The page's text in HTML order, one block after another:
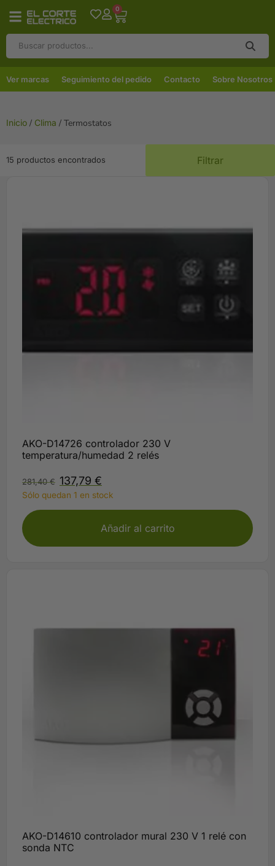
0
Ver marcas Seguimiento del pedido Contacto Sobre Nosotros
Inicio / Clima / Termostatos
15 productos encontrados Filtrar
AKO-D14726 controlador 230 V
temperatura/humedad 2 relés
281,40€ 137,79 €
Sólo quedan 1 en stock
Añadir al carrito
AKO-D14610 controlador mural 230 V 1 relé con
sonda NTC